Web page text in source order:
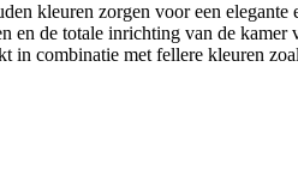
kleuren zorgen voor een elegante
de totale inrichting van de
combinatie met fellere kleuren